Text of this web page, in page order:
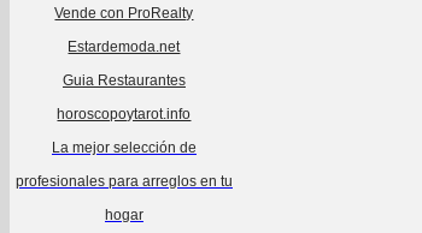
Vende con ProRealty
Estardemoda.net
Guia Restaurantes
horoscopoytarot.info
La mejor selección de
profesionales para arreglos en tu
hogar